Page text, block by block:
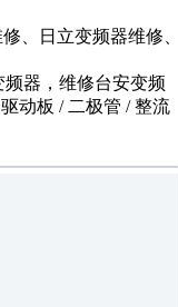
、日立变频器维修、
器，维修台安变频
动板 / 二极管 / 整流